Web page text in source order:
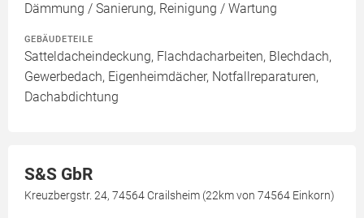
Dämmung / Sanierung, Reinigung / Wartung
GEBÄUDETEILE
Satteldacheindeckung, Flachdacharbeiten, Blechdach,
Gewerbedach, Eigenheimdächer, Notfallreparaturen,
Dachabdichtung
S&S GbR
Kreuzbergstr. 24, 74564 Crailsheim (22km von 74564 Einkorn)